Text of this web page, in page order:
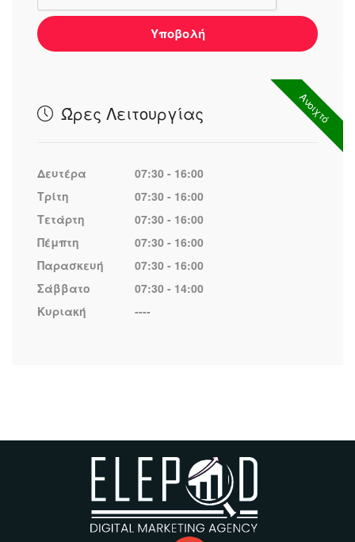
Υποβολή
Ανοιχτό
Ώρες Λειτουργίας
Δευτέρα
07:30 - 16:00
Τρίτη
07:30 - 16:00
Τετάρτη
07:30 - 16:00
Πέμπτη
07:30 - 16:00
Παρασκευή
07:30 - 16:00
Σάββατο
07:30 - 14:00
Κυριακή
----